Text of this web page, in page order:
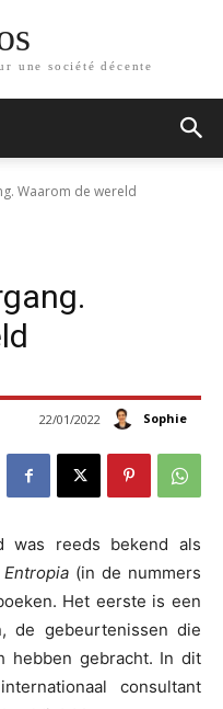
une société décente
Waarom de wereld
Sophie
22/01/2022
was reeds bekend als
Entropia (in de nummers
Het eerste is een
de gebeurtenissen die
hebben gebracht. In dit
consultant